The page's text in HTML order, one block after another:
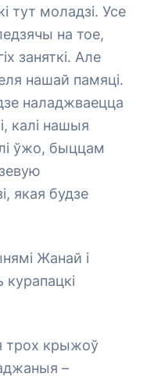
тут моладзі. Усе
на тое,
заняткі. Але
нашай памяці.
наладжваецца
калі нашыя
ўжо, быццам
якая будзе
Жанай і
курапацкі
трох крыжоў
–